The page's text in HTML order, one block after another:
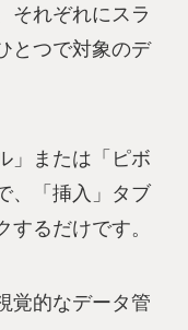
それぞれにスラ
とつで対象のデ
」または「ピボ
、「挿入」タブ
るだけです。
覚的なデータ管